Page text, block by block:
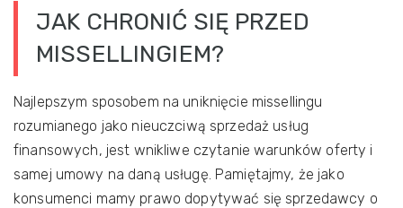
JAK CHRONIĆ SIĘ PRZED
MISSELLINGIEM?
Najlepszym sposobem na uniknięcie missellingu
rozumianego jako nieuczciwą sprzedaż usług
finansowych, jest wnikliwe czytanie warunków oferty i
samej umowy na daną usługę. Pamiętajmy, że jako
konsumenci mamy prawo dopytywać się sprzedawcy o